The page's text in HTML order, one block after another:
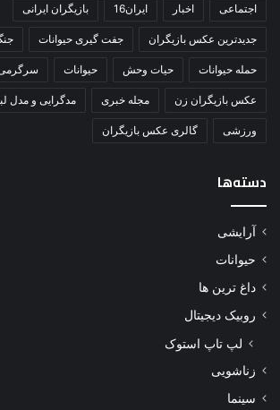
اجتماعی اخبار ایران16 بازیگران ایرانی
جدیدترین عکس بازیگران جفت گیری حیوانات
حمله حیوانات حیات وحش حیوانات
عکس بازیگران زن مجله خبری مدگرایی و مدل
ورزشی گالری عکس بازیگران
دسته‌ها
آرایشی
حیوانات
داغ ترین ها
روبیک دیجیتال
لپ تاپ استوک
زناشویی
سینما